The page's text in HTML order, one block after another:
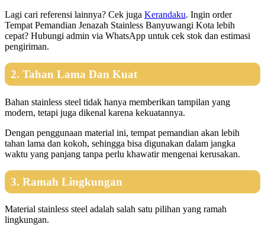
Lagi cari referensi lainnya? Cek juga Kerandaku. Ingin order
Tempat Pemandian Jenazah Stainless Banyuwangi Kota lebih
cepat? Hubungi admin via WhatsApp untuk cek stok dan estimasi
pengiriman.
2. Tahan Lama Dan Kuat
Bahan stainless steel tidak hanya memberikan tampilan yang
modern, tetapi juga dikenal karena kekuatannya.
Dengan penggunaan material ini, tempat pemandian akan lebih
tahan lama dan kokoh, sehingga bisa digunakan dalam jangka
waktu yang panjang tanpa perlu khawatir mengenai kerusakan.
3. Ramah Lingkungan
Material stainless steel adalah salah satu pilihan yang ramah
lingkungan.